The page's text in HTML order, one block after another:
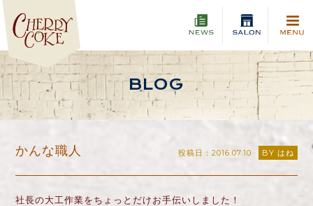
BLOG
かんな職人 投稿日：2016.07.10 BY はね
社長の大工作業をちょっとだけお手伝いしました！